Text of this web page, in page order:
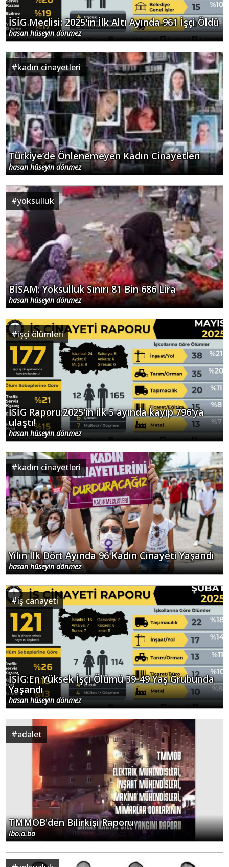
İSİG Meclisi: 2025'in İlk Altı Ayında 961 İşçi Öldü
hasan hüseyin dönmez
#kadın cinayetleri
Türkiye’de Önlenemeyen Kadın Cinayetleri
hasan hüseyin dönmez
#yoksulluk
BİSAM: Yoksulluk Sınırı 81 Bin 686 Lira
hasan hüseyin dönmez
#işçi ölümleri
İSİG Raporu:2025'in ilk 5 ayında kayıp 796'ya
ulaştı!
hasan hüseyin dönmez
#kadın cinayetleri
Yılın İlk Dört Ayında 96 Kadın Cinayeti Yaşandı
hasan hüseyin dönmez
#iş canayeti
İSİG:En Yüksek İşçi Ölümü 39-49 Yaş Grubunda
Yaşandı
hasan hüseyin dönmez
#adalet
TMMOB'den Bilirkişi Raporu
ibo.a.bo